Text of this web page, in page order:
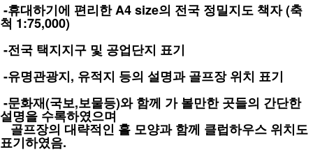
-휴대하기에 편리한 A4 size의 전국 정밀지도 책자 (축
척 1:75,000)
-전국 택지지구 및 공업단지 표기
-유명관광지, 유적지 등의 설명과 골프장 위치 표기
-문화재(국보,보물등)와 함께 가 볼만한 곳들의 간단한
설명을 수록하였으며
골프장의 대략적인 홀 모양과 함께 클럽하우스 위치도
표기하였음.